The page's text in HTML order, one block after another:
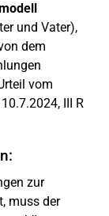
und Vater),
dem
vom
III R
zur
muss der